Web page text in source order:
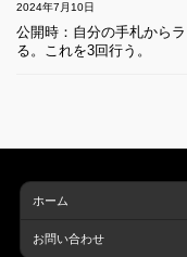
2024年7月10日
公開時：自分の手札から
る。これを3回行う。
ホーム
お問い合わせ